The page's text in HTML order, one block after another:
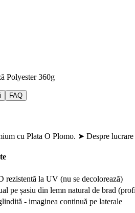
Polyester 360g
FAQ
cu Plata O Plomo. ➤ Despre
rezistentă la UV (nu se decolorează)
pe șasiu din lemn natural de brad
- imaginea continuă pe laterale